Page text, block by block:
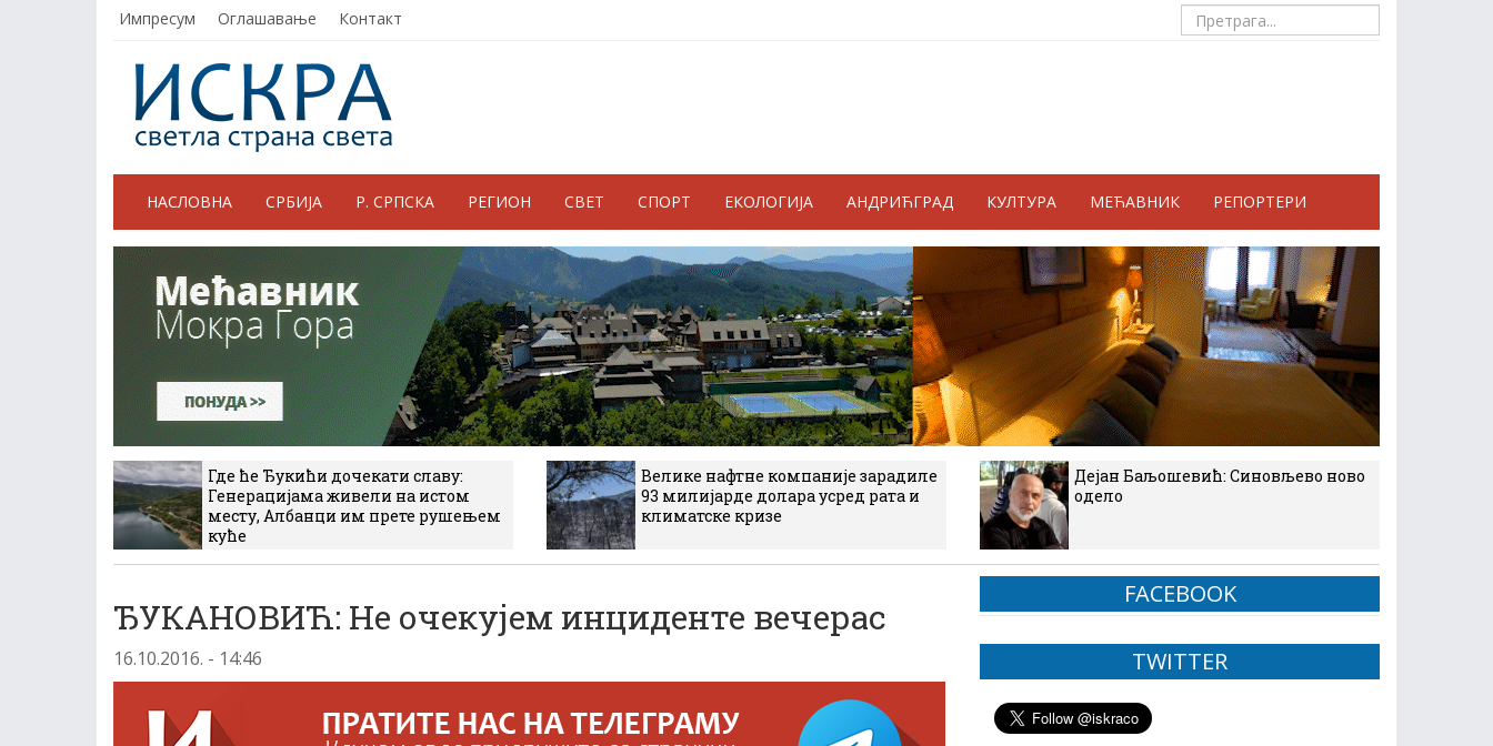
Импресум Оглашавање Контакт
НАСЛОВНА СРБИЈА Р. СРПСКА РЕГИОН СВЕТ СПОРТ ЕКОЛОГИЈА АНДРИЋГРАД КУЛТУРА МЕЋАВНИК РЕПОРТЕРИ
Где ће Ђукићи дочекати славу:
Генерацијама живели на истом
месту, Албанци им прете рушењем
куће
Велике нафтне компаније зарадиле
93 милијарде долара усред рата и
климатске кризе
Дејан Баљошевић: Синовљево ново
одело
ЂУКАНОВИЋ: Не очекујем инциденте вечерас
16.10.2016. - 14:46
FACEBOOK
TWITTER